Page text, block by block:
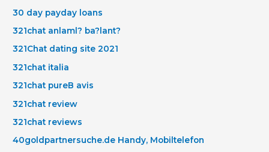
30 day payday loans
321chat anlaml? ba?lant?
321Chat dating site 2021
321chat italia
321chat pureВ avis
321chat review
321chat reviews
40goldpartnersuche.de Handy, Mobiltelefon